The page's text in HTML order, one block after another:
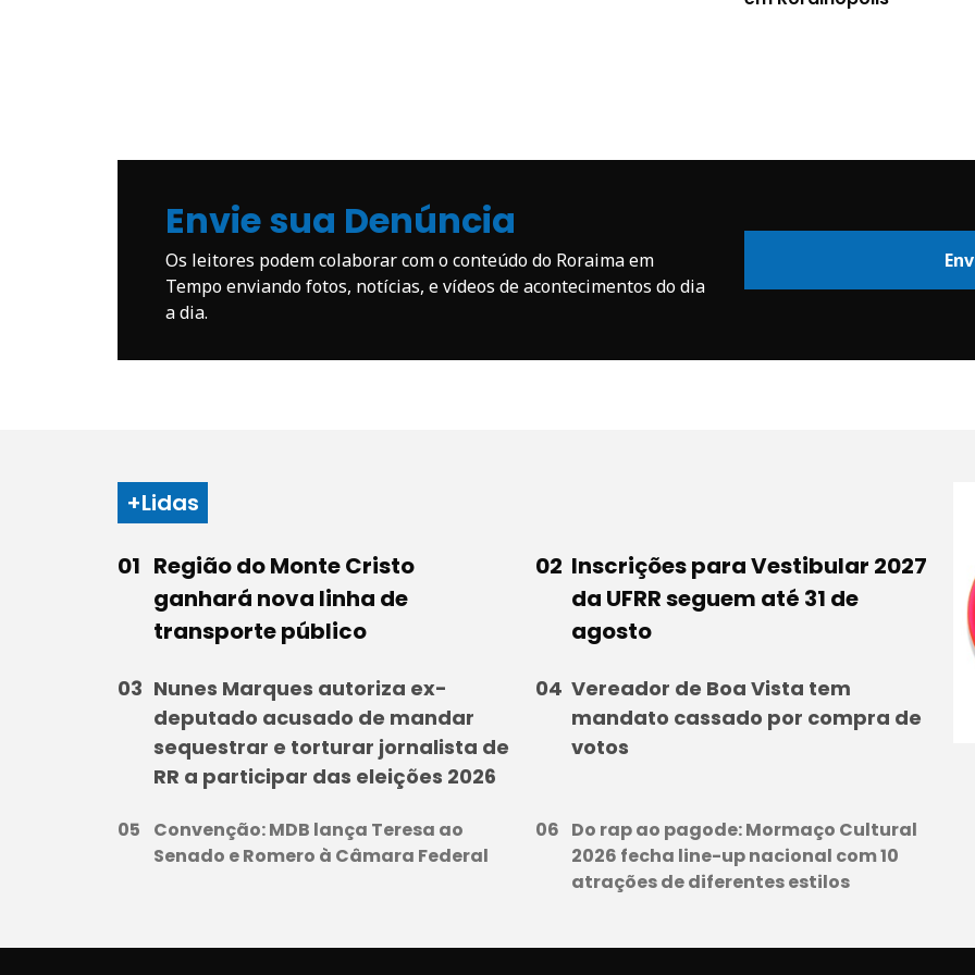
Envie sua Denúncia
Os leitores podem colaborar com o conteúdo do Roraima em
Tempo enviando fotos, notícias, e vídeos de acontecimentos do dia
a dia.
+Lidas
Região do Monte Cristo
ganhará nova linha de
transporte público
Inscrições para Vestibular 2027
da UFRR seguem até 31 de
agosto
Nunes Marques autoriza ex-
deputado acusado de mandar
sequestrar e torturar jornalista de
RR a participar das eleições 2026
Vereador de Boa Vista tem
mandato cassado por compra de
votos
Convenção: MDB lança Teresa ao
Senado e Romero à Câmara Federal
Do rap ao pagode: Mormaço Cultural
2026 fecha line-up nacional com 10
atrações de diferentes estilos